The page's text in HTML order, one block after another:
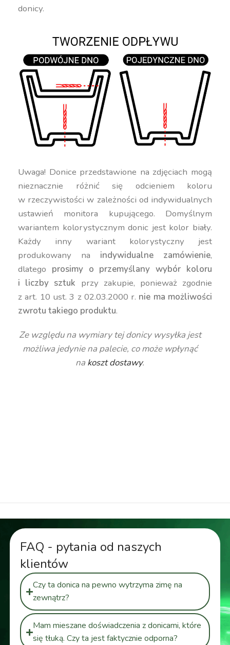
donicy.
Uwaga! Donice przedstawione na zdjęciach mogą
nieznacznie różnić się odcieniem koloru
w rzeczywistości w zależności od indywidualnych
ustawień monitora kupującego. Domyślnym
wariantem kolorystycznym donic jest kolor biały.
Każdy inny wariant kolorystyczny jest
produkowany na indywidualne zamówienie,
dlatego prosimy o przemyślany wybór koloru
i liczby sztuk przy zakupie, ponieważ zgodnie
z art. 10 ust. 3 z 02.03.2000 r. nie ma możliwości
zwrotu takiego produktu.
Ze względu na wymiary tej donicy wysyłka jest
możliwa jedynie na palecie, co może wpłynąć
na koszt dostawy.
FAQ - pytania od naszych
klientów
Czy ta donica na pewno wytrzyma zimę na
zewnątrz?
Mam mieszane doświadczenia z donicami, które
się tłuką. Czy ta jest faktycznie odporna?